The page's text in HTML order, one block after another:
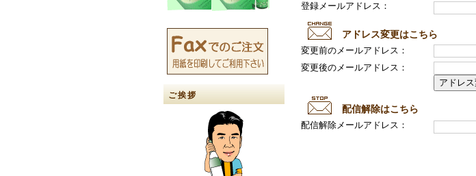
ご挨拶
登録メールアドレス：
アドレス変更はこちら
変更前のメールアドレス：
変更後のメールアドレス：
配信解除はこちら
配信解除メールアドレス：